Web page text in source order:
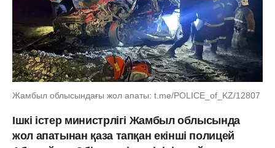
Жамбыл облысындағы жол апаты: t.me/POLICE_of_KZ/12807
Ішкі істер министрлігі Жамбыл облысында
жол апатынан қаза тапқан екінші полицей